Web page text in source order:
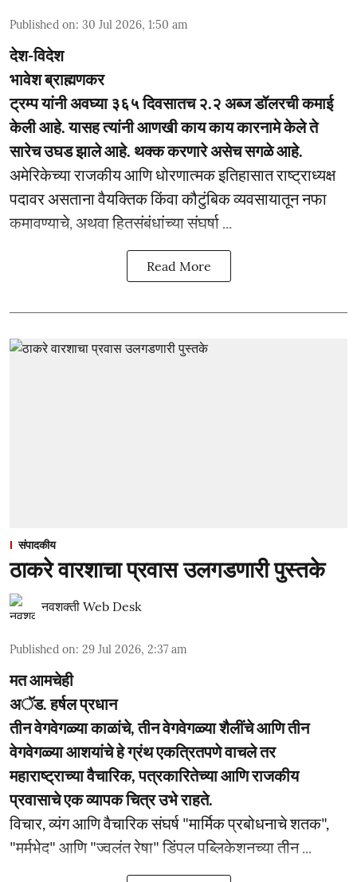
Published on: 30 Jul 2026, 1:50 am
देश-विदेश
भावेश ब्राह्मणकर
ट्रम्प यांनी अवघ्या ३६५ दिवसातच २.२ अब्ज डॉलरची कमाई
केली आहे. यासह त्यांनी आणखी काय काय कारनामे केले ते
सारेच उघड झाले आहे. थक्क करणारे असेच सगळे आहे.
अमेरिकेच्या राजकीय आणि धोरणात्मक इतिहासात राष्ट्राध्यक्ष
पदावर असताना वैयक्तिक किंवा कौटुंबिक व्यवसायातून नफा
कमावण्याचे, अथवा हितसंबंधांच्या संघर्षा ...
Read More
संपादकीय
ठाकरे वारशाचा प्रवास उलगडणारी पुस्तके
नवशक्ती Web Desk
Published on: 29 Jul 2026, 2:37 am
मत आमचेही
अॅड. हर्षल प्रधान
तीन वेगवेगळ्या काळांचे, तीन वेगवेगळ्या शैलींचे आणि तीन
वेगवेगळ्या आशयांचे हे ग्रंथ एकत्रितपणे वाचले तर
महाराष्ट्राच्या वैचारिक, पत्रकारितेच्या आणि राजकीय
प्रवासाचे एक व्यापक चित्र उभे राहते.
विचार, व्यंग आणि वैचारिक संघर्ष "मार्मिक प्रबोधनाचे शतक",
"मर्मभेद" आणि "ज्वलंत रेषा" डिंपल पब्लिकेशनच्या तीन ...